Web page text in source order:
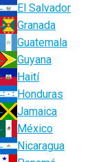
El Salvador
Granada
Guatemala
Guyana
Haití
Honduras
Jamaica
México
Nicaragua